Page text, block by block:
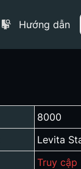
Hướng dẫn
8000
Levita
Truy cập